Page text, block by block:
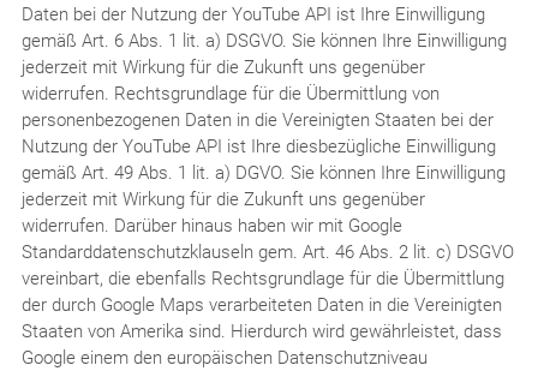
Daten bei der Nutzung der YouTube API ist Ihre Einwilligung
gemäß Art. 6 Abs. 1 lit. a) DSGVO. Sie können Ihre Einwilligung
jederzeit mit Wirkung für die Zukunft uns gegenüber
widerrufen. Rechtsgrundlage für die Übermittlung von
personenbezogenen Daten in die Vereinigten Staaten bei der
Nutzung der YouTube API ist Ihre diesbezügliche Einwilligung
gemäß Art. 49 Abs. 1 lit. a) DGVO. Sie können Ihre Einwilligung
jederzeit mit Wirkung für die Zukunft uns gegenüber
widerrufen. Darüber hinaus haben wir mit Google
Standarddatenschutzklauseln gem. Art. 46 Abs. 2 lit. c) DSGVO
vereinbart, die ebenfalls Rechtsgrundlage für die Übermittlung
der durch Google Maps verarbeiteten Daten in die Vereinigten
Staaten von Amerika sind. Hierdurch wird gewährleistet, dass
Google einem den europäischen Datenschutzniveau